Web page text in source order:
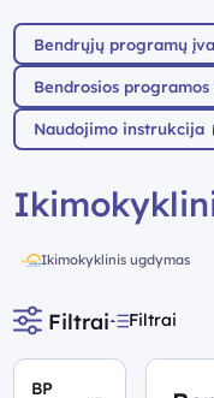
Bendrųjų programų
Bendrosios
Naudojimo instrukcija
Ikimokyklinis ugdymas
Filtrai Filtrai
BP